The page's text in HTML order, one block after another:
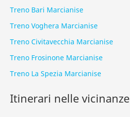
Treno Bari Marcianise
Treno Voghera Marcianise
Treno Civitavecchia Marcianise
Treno Frosinone Marcianise
Treno La Spezia Marcianise
Itinerari nelle vicinanze